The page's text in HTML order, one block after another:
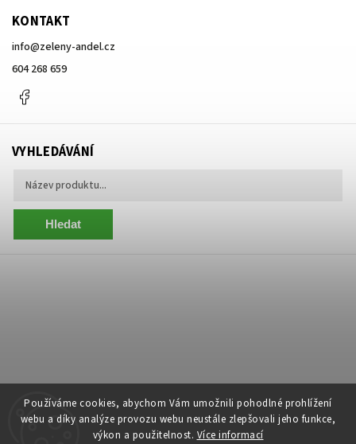
Používáme cookies, abychom Vám umožnili pohodlné prohlížení
webu a díky analýze provozu webu neustále zlepšovali jeho funkce,
výkon a použitelnost. Více informací
KONTAKT
info@zeleny-andel.cz
604 268 659
VYHLEDÁVÁNÍ
Hledat